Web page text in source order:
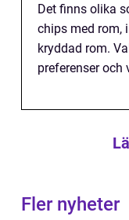
Det finns olika
chips med rom,
kryddad rom.
preferenser
Fler nyheter